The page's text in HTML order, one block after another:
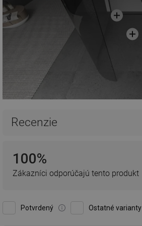
Recenzie
100%
Zákazníci odporúčajú tento produkt
Potvrdený Ostatné varianty